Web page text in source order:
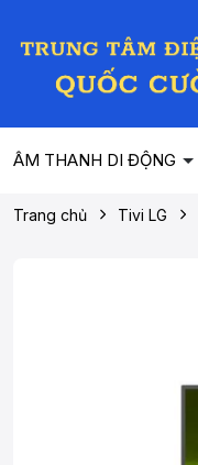
ÂM THANH DI ĐỘNG
Trang chủ Tivi LG